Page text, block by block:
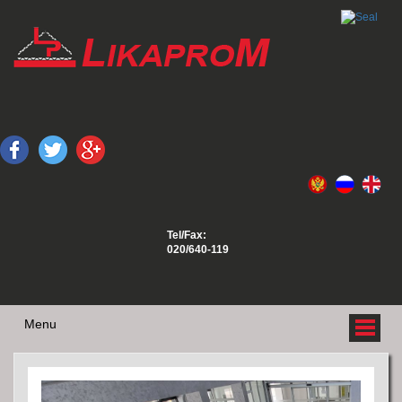
Tel/Fax:
020/640-119
Menu